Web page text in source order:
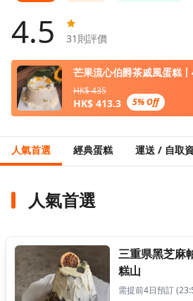
4.5 31 則評價
芒果流心伯爵茶戚風蛋糕
HK$ 435
HK$ 413.3 5% Off
人氣首選 經典蛋糕 運送 / 自取
人氣首選
三重県黑芝麻
糕山
需提前4日預訂